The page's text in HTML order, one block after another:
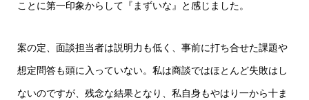
ことに第一印象からして『まずいな』と感じました。
案の定、面談担当者は説明力も低く、事前に打ち合せた課題や
想定問答も頭に入っていない。私は商談ではほとんど失敗はし
ないのですが、残念な結果となり、私自身もやはり一から十ま